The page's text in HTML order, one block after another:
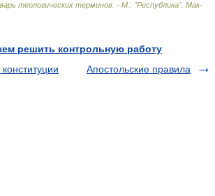
теологических терминов. - М.: "Республика". Мак-
решить контрольную работу
Апостольские правила